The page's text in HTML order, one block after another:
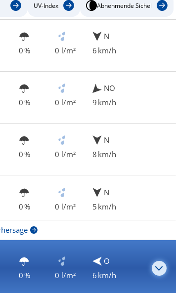
UV-Index Abnehmende Sichel
0 % 0 l/m²
N
6 km/h
0 % 0 l/m²
NO
9 km/h
0 % 0 l/m²
N
8 km/h
0 % 0 l/m²
N
5 km/h
0 % 0 l/m²
O
6 km/h